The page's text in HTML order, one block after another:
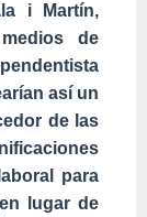
i Martín,
de
así un
de las
para
lugar de